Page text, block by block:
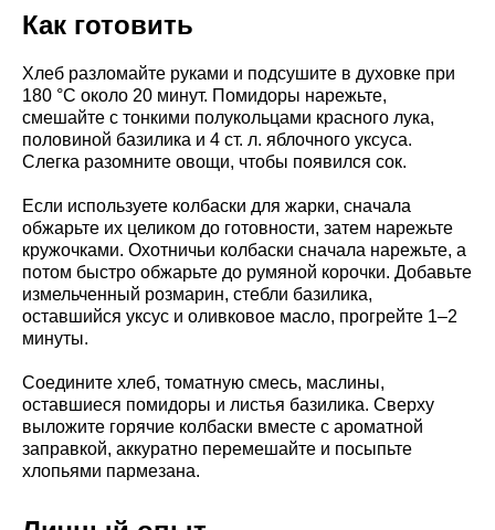
Как готовить
Хлеб разломайте руками и подсушите в духовке при
180 °C около 20 минут. Помидоры нарежьте,
смешайте с тонкими полукольцами красного лука,
половиной базилика и 4 ст. л. яблочного уксуса.
Слегка разомните овощи, чтобы появился сок.
Если используете колбаски для жарки, сначала
обжарьте их целиком до готовности, затем нарежьте
кружочками. Охотничьи колбаски сначала нарежьте, а
потом быстро обжарьте до румяной корочки. Добавьте
измельченный розмарин, стебли базилика,
оставшийся уксус и оливковое масло, прогрейте 1–2
минуты.
Соедините хлеб, томатную смесь, маслины,
оставшиеся помидоры и листья базилика. Сверху
выложите горячие колбаски вместе с ароматной
заправкой, аккуратно перемешайте и посыпьте
хлопьями пармезана.